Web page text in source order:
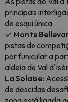
principais
de esqui única:
✓ Monte
pistas de
por funicular a
aldeia de Val
La Solaise:
de descidas
zona está ligada